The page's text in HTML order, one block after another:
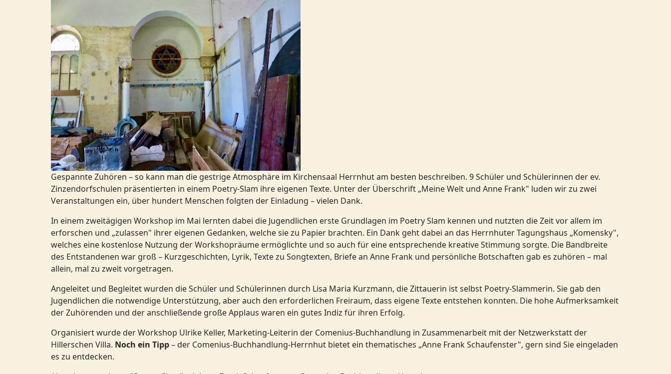
Gespannte Zuhören – so kann man die gestrige Atmosphäre im Kirchensaal Herrnhut am besten beschreiben. 9 Schüler und Schülerinnen der ev.
Zinzendorfschulen präsentierten in einem Poetry-Slam ihre eigenen Texte. Unter der Überschrift „Meine Welt und Anne Frank" luden wir zu zwei
Veranstaltungen ein, über hundert Menschen folgten der Einladung – vielen Dank.
In einem zweitägigen Workshop im Mai lernten dabei die Jugendlichen erste Grundlagen im Poetry Slam kennen und nutzten die Zeit vor allem im
erforschen und „zulassen" ihrer eigenen Gedanken, welche sie zu Papier brachten. Ein Dank geht dabei an das Herrnhuter Tagungshaus „Komensky",
welches eine kostenlose Nutzung der Workshopräume ermöglichte und so auch für eine entsprechende kreative Stimmung sorgte. Die Bandbreite
des Entstandenen war groß – Kurzgeschichten, Lyrik, Texte zu Songtexten, Briefe an Anne Frank und persönliche Botschaften gab es zuhören – mal
allein, mal zu zweit vorgetragen.
Angeleitet und Begleitet wurden die Schüler und Schülerinnen durch Lisa Maria Kurzmann, die Zittauerin ist selbst Poetry-Slammerin. Sie gab den
Jugendlichen die notwendige Unterstützung, aber auch den erforderlichen Freiraum, dass eigene Texte entstehen konnten. Die hohe Aufmerksamkeit
der Zuhörenden und der anschließende große Applaus waren ein gutes Indiz für ihren Erfolg.
Organisiert wurde der Workshop Ulrike Keller, Marketing-Leiterin der Comenius-Buchhandlung in Zusammenarbeit mit der Netzwerkstatt der
Hillerschen Villa. Noch ein Tipp– der Comenius-Buchhandlung-Herrnhut bietet ein thematisches „Anne Frank Schaufenster", gern sind Sie eingeladen
es zu entdecken.